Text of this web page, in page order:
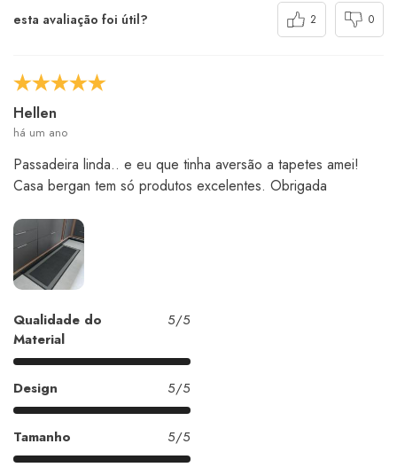
esta avaliação foi útil? 2 0
Hellen
há um ano
Passadeira linda.. e eu que tinha aversão a tapetes amei!
Casa bergan tem só produtos excelentes. Obrigada
Qualidade do
Material
5/5
Design 5/5
Tamanho 5/5